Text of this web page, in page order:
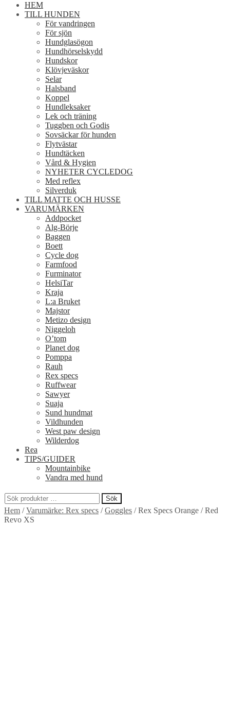
HEM
TILL HUNDEN
För vandringen
För sjön
Hundglasögon
Hundhörselskydd
Hundskor
Klövjeväskor
Selar
Halsband
Koppel
Hundleksaker
Lek och träning
Tuggben och Godis
Sovsäckar för hunden
Flytvästar
Hundtäcken
Vård & Hygien
NYHETER CYCLEDOG
Med reflex
Silverduk
TILL MATTE OCH HUSSE
VARUMÄRKEN
Addpocket
Alg-Börje
Baggen
Boett
Cycle dog
Farmfood
Furminator
HelsiTar
Kraja
L:a Bruket
Majstor
Metizo design
Niggeloh
O’tom
Planet dog
Pomppa
Rauh
Rex specs
Ruffwear
Sawyer
Suaja
Sund hundmat
Vildhunden
West paw design
Wilderdog
Rea
TIPS/GUIDER
Mountainbike
Vandra med hund
Sök
efter:
Sök
Hem /Varumärke: Rex specs /Goggles /Rex Specs Orange / Red
Revo XS